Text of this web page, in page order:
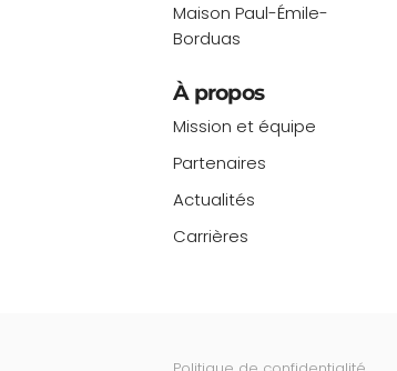
Maison Paul-Émile-
Borduas
À propos
Mission et équipe
Partenaires
Actualités
Carrières